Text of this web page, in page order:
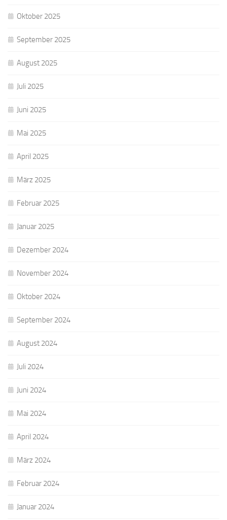
Oktober 2025
September 2025
August 2025
Juli 2025
Juni 2025
Mai 2025
April 2025
März 2025
Februar 2025
Januar 2025
Dezember 2024
November 2024
Oktober 2024
September 2024
August 2024
Juli 2024
Juni 2024
Mai 2024
April 2024
März 2024
Februar 2024
Januar 2024